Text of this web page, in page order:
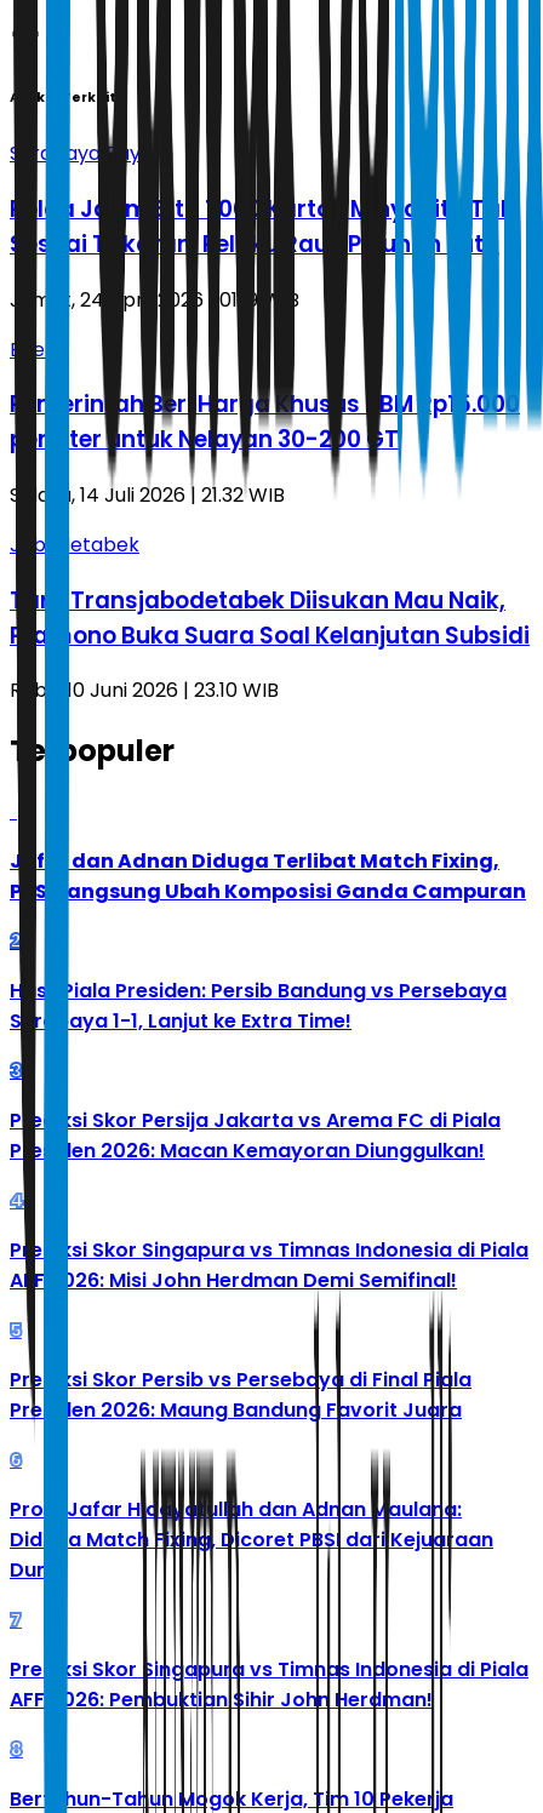
Artikel Terkait
Surabaya Raya
Polda Jatim Sita 1.000 Karton MinyaKita Tak
Sesuai Takaran, Pelaku Raup Puluhan Juta
Jumat, 24 April 2026 | 01.19 WIB
Energi
Pemerintah Beri Harga Khusus BBM Rp15.000
per Liter untuk Nelayan 30-200 GT
Selasa, 14 Juli 2026 | 21.32 WIB
Jabodetabek
Tarif Transjabodetabek Diisukan Mau Naik,
Pramono Buka Suara Soal Kelanjutan Subsidi
Rabu, 10 Juni 2026 | 23.10 WIB
Terpopuler
Jafar dan Adnan Diduga Terlibat Match Fixing,
PBSI Langsung Ubah Komposisi Ganda Campuran
2
Hasil Piala Presiden: Persib Bandung vs Persebaya
Surabaya 1-1, Lanjut ke Extra Time!
3
Prediksi Skor Persija Jakarta vs Arema FC di Piala
Presiden 2026: Macan Kemayoran Diunggulkan!
4
Prediksi Skor Singapura vs Timnas Indonesia di Piala
AFF 2026: Misi John Herdman Demi Semifinal!
5
Prediksi Skor Persib vs Persebaya di Final Piala
Presiden 2026: Maung Bandung Favorit Juara
6
Profil Jafar Hidayatullah dan Adnan Maulana:
Diduga Match Fixing, Dicoret PBSI dari Kejuaraan
Dunia
7
Prediksi Skor Singapura vs Timnas Indonesia di Piala
AFF 2026: Pembuktian Sihir John Herdman!
8
Bertahun-Tahun Mogok Kerja, Tim 10 Pekerja